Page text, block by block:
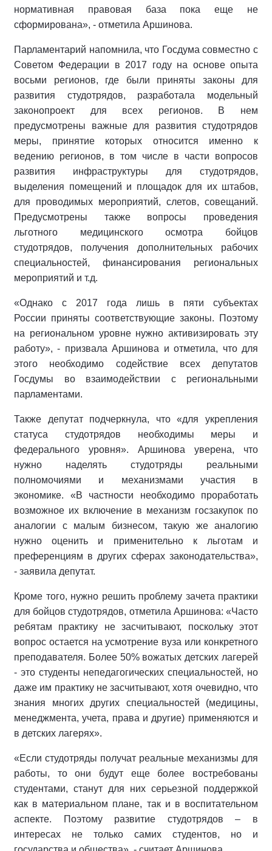
нормативная правовая база пока еще не
сформирована», - отметила Аршинова.
Парламентарий напомнила, что Госдума совместно с
Советом Федерации в 2017 году на основе опыта
восьми регионов, где были приняты законы для
развития студотрядов, разработала модельный
законопроект для всех регионов. В нем
предусмотрены важные для развития студотрядов
меры, принятие которых относится именно к
ведению регионов, в том числе в части вопросов
развития инфраструктуры для студотрядов,
выделения помещений и площадок для их штабов,
для проводимых мероприятий, слетов, совещаний.
Предусмотрены также вопросы проведения
льготного медицинского осмотра бойцов
студотрядов, получения дополнительных рабочих
специальностей, финансирования региональных
мероприятий и т.д.
«Однако с 2017 года лишь в пяти субъектах
России приняты соответствующие законы. Поэтому
на региональном уровне нужно активизировать эту
работу», - призвала Аршинова и отметила, что для
этого необходимо содействие всех депутатов
Госдумы во взаимодействии с региональными
парламентами.
Также депутат подчеркнула, что «для укрепления
статуса студотрядов необходимы меры и
федерального уровня». Аршинова уверена, что
нужно наделять студотряды реальными
полномочиями и механизмами участия в
экономике. «В частности необходимо проработать
возможное их включение в механизм госзакупок по
аналогии с малым бизнесом, такую же аналогию
нужно оценить и применительно к льготам и
преференциям в других сферах законодательства»,
- заявила депутат.
Кроме того, нужно решить проблему зачета практики
для бойцов студотрядов, отметила Аршинова: «Часто
ребятам практику не засчитывают, поскольку этот
вопрос остается на усмотрение вуза или конкретного
преподавателя. Более 50% вожатых детских лагерей
- это студенты непедагогических специальностей, но
даже им практику не засчитывают, хотя очевидно, что
знания многих других специальностей (медицины,
менеджмента, учета, права и другие) применяются и
в детских лагерях».
«Если студотряды получат реальные механизмы для
работы, то они будут еще более востребованы
студентами, станут для них серьезной поддержкой
как в материальном плане, так и в воспитательном
аспекте. Поэтому развитие студотрядов – в
интересах не только самих студентов, но и